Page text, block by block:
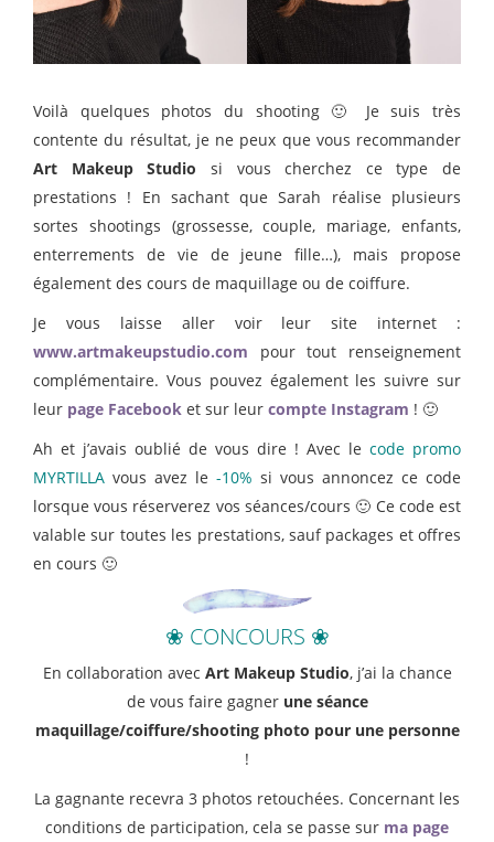
Voilà quelques photos du shooting 🙂 Je suis très
contente du résultat, je ne peux que vous recommander
Art Makeup Studio si vous cherchez ce type de
prestations ! En sachant que Sarah réalise plusieurs
sortes shootings (grossesse, couple, mariage, enfants,
enterrements de vie de jeune fille…), mais propose
également des cours de maquillage ou de coiffure.
Je vous laisse aller voir leur site internet :
www.artmakeupstudio.com pour tout renseignement
complémentaire. Vous pouvez également les suivre sur
leur page Facebook et sur leur compte Instagram ! 🙂
Ah et j’avais oublié de vous dire ! Avec le code promo
MYRTILLA vous avez le -10% si vous annoncez ce code
lorsque vous réserverez vos séances/cours 🙂 Ce code est
valable sur toutes les prestations, sauf packages et offres
en cours 🙂
❀ CONCOURS ❀
En collaboration avec Art Makeup Studio, j’ai la chance
de vous faire gagner une séance
maquillage/coiffure/shooting photo pour une personne
!
La gagnante recevra 3 photos retouchées. Concernant les
conditions de participation, cela se passe sur ma page